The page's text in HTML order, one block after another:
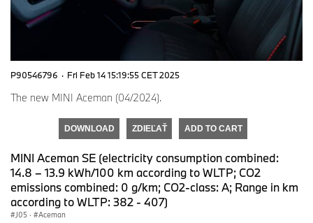
P90546796 · Fri Feb 14 15:19:55 CET 2025
The new MINI Aceman (04/2024).
DOWNLOAD ZDIEĽAŤ ADD TO CART
MINI Aceman SE (electricity consumption combined:
14.8 – 13.9 kWh/100 km according to WLTP; CO2
emissions combined: 0 g/km; CO2-class: A; Range in km
according to WLTP: 382 - 407)
J05 · Aceman